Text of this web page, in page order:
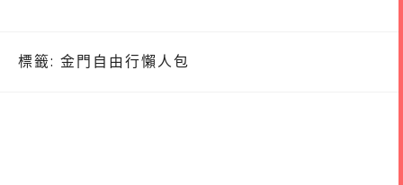
標籤: 金門自由行懶人包